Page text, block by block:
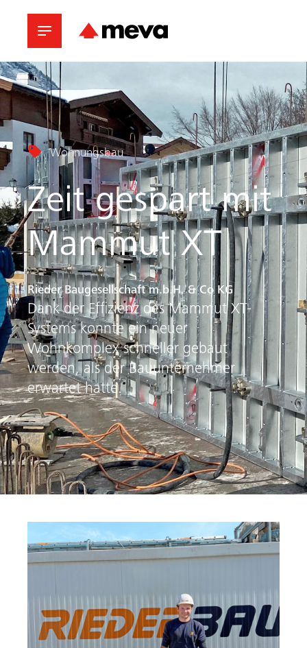
Wohnungsbau
Zeit gespart mit
Mammut XT
Rieder Baugesellschaft m.b.H. & Co KG
Dank der Effizienz des Mammut XT-
Systems konnte ein neuer
Wohnkomplex schneller gebaut
werden, als der Bauunternehmer
erwartet hatte.